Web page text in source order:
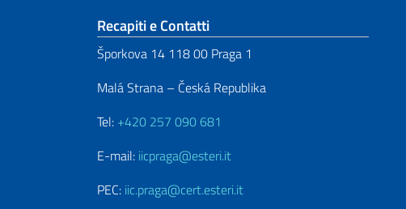
Sezione footer
Recapiti e Contatti
Šporkova 14 118 00 Praga 1
Malá Strana – Česká Republika
Tel: +420 257 090 681
E-mail: iicpraga@esteri.it
PEC: iic.praga@cert.esteri.it